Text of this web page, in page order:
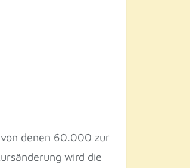
denen 60.000 zur
wird die